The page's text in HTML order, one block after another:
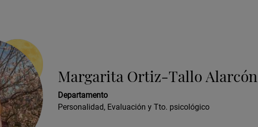
Margarita Ortiz-Tallo Alarcón
Departamento
Personalidad, Evaluación y Tto. psicológico